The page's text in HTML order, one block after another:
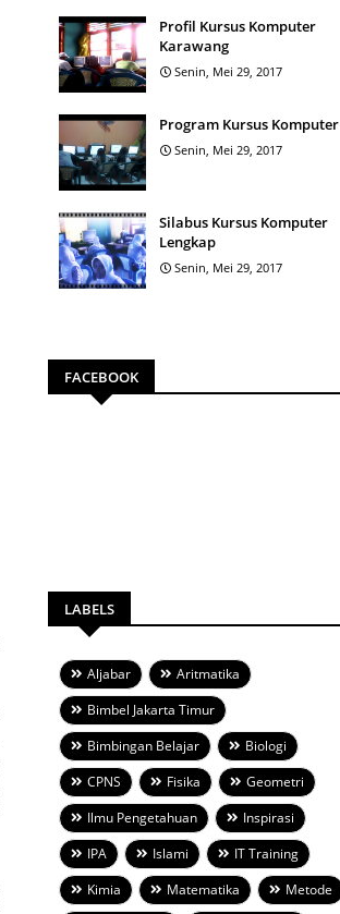
Profil Kursus Komputer
Karawang
Senin, Mei 29, 2017
Program Kursus Komputer
Senin, Mei 29, 2017
Silabus Kursus Komputer
Lengkap
Senin, Mei 29, 2017
FACEBOOK
LABELS
Aljabar
Aritmatika
Bimbel Jakarta Timur
Bimbingan Belajar
Biologi
CPNS
Fisika
Geometri
Ilmu Pengetahuan
Inspirasi
IPA
Islami
IT Training
Kimia
Matematika
Metode